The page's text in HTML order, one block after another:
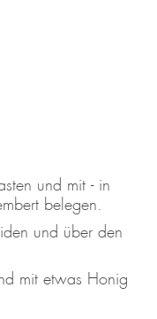
und mit - in
belegen.
und über den
mit etwas Honig